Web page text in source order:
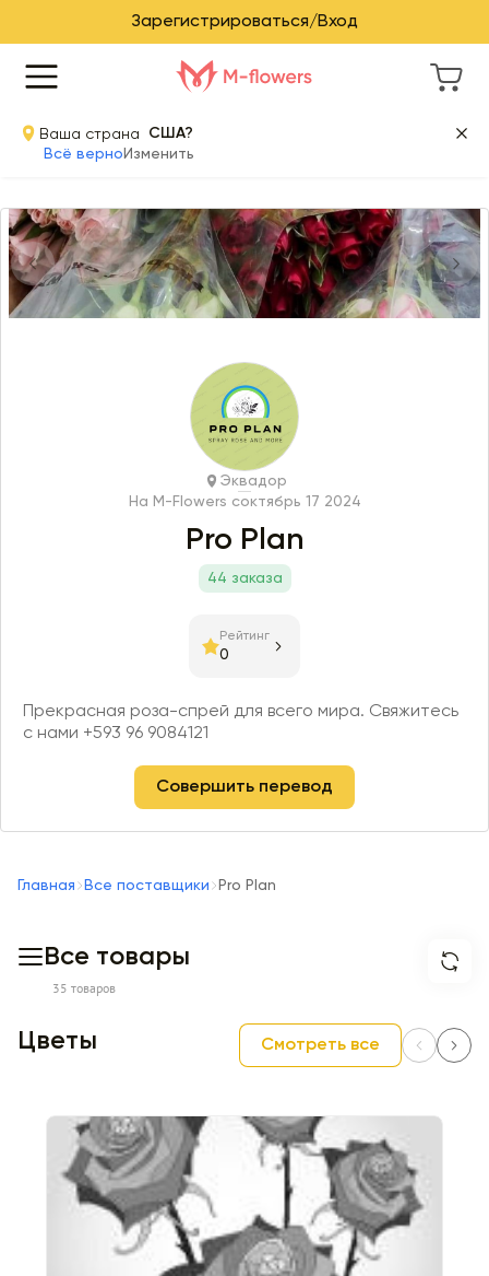
Зарегистрироваться/Вход
Ваша страна
США?
Всё верно Изменить
Эквадор
На M-Flowers соктябрь 17 2024
Pro Plan
44 заказа
Рейтинг
0
Прекрасная роза-спрей для всего мира. Свяжитесь
с нами +593 96 9084121
Совершить перевод
Главная Все поставщики Pro Plan
Все товары
35 товаров
Цветы Смотреть все